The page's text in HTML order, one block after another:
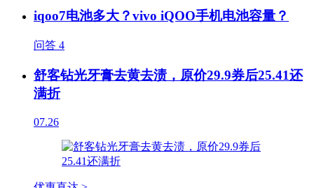
iqoo7电池多大？vivo iQOO手机电池容量？
问答 4
舒客钻光牙膏去黄去渍，原价29.9券后25.41还
满折
07.26